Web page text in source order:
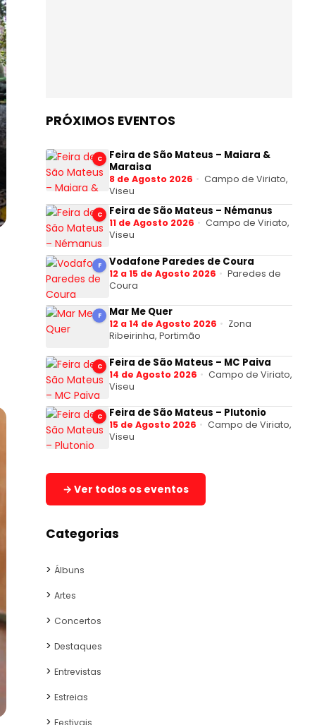
PRÓXIMOS EVENTOS
C
Feira de São Mateus – Maiara &
Maraisa
8 de Agosto 2026
Campo de Viriato,
Viseu
C Feira de São Mateus – Némanus
11 de Agosto 2026
Campo de Viriato,
Viseu
F Vodafone Paredes de Coura
12 a 15 de Agosto 2026
Paredes de
Coura
F Mar Me Quer
12 a 14 de Agosto 2026
Zona
Ribeirinha, Portimão
C Feira de São Mateus – MC Paiva
14 de Agosto 2026
Campo de Viriato,
Viseu
C Feira de São Mateus – Plutonio
15 de Agosto 2026
Campo de Viriato,
Viseu
→ Ver todos os eventos
Categorias
Álbuns
Artes
Concertos
Destaques
Entrevistas
Estreias